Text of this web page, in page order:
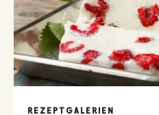
REZEPTGALERIEN